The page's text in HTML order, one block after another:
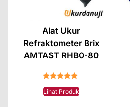
Alat Ukur
Refraktometer Brix
AMTAST RHB0-80
Lihat Produk